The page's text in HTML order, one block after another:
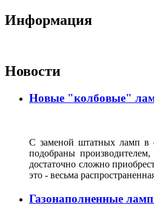
Информация
Новости
Новые "колбовые"
С заменой штатных ламп в
подобраны
достаточно сложно
это - весьма
Газонаполненные